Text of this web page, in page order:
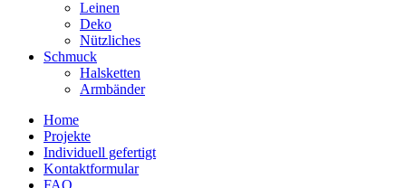
Leinen
Deko
Nützliches
Schmuck
Halsketten
Armbänder
Home
Projekte
Individuell gefertigt
Kontaktformular